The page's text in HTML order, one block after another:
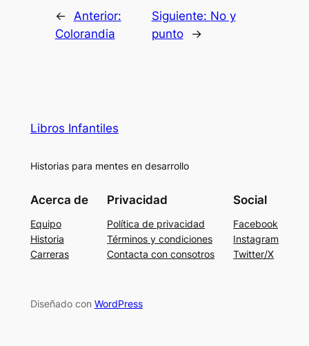
←
Anterior:
Colorandia
Siguiente: No y
punto
→
Libros Infantiles
Historias para mentes en desarrollo
Acerca de
Equipo
Historia
Carreras
Privacidad
Política de privacidad
Términos y condiciones
Contacta con consotros
Social
Facebook
Instagram
Twitter/X
Diseñado con WordPress